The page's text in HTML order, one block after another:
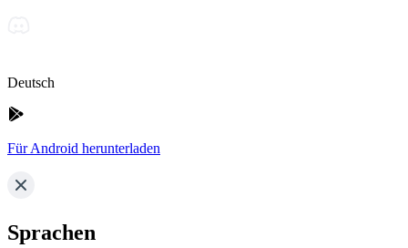
Deutsch
Für Android herunterladen
Sprachen